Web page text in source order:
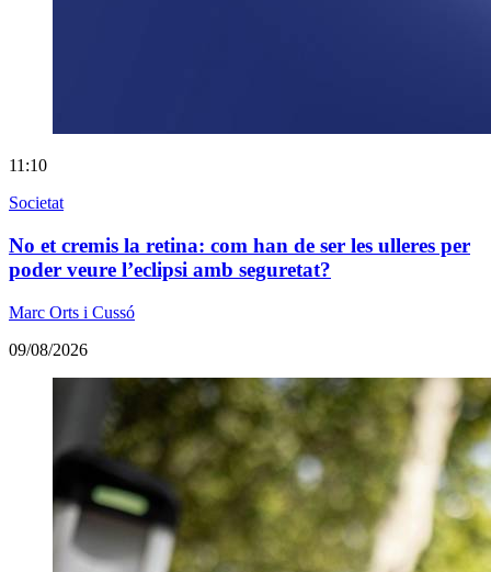
11:10
Societat
No et cremis la retina: com han de ser les ulleres per
poder veure l’eclipsi amb seguretat?
Marc Orts i Cussó
09/08/2026